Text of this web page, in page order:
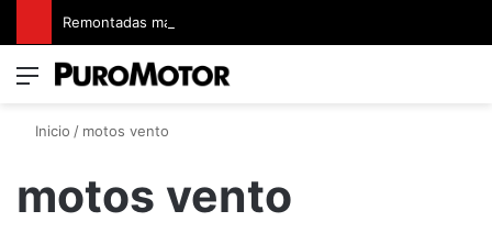
Menú
Inicio / motos vento
motos vento